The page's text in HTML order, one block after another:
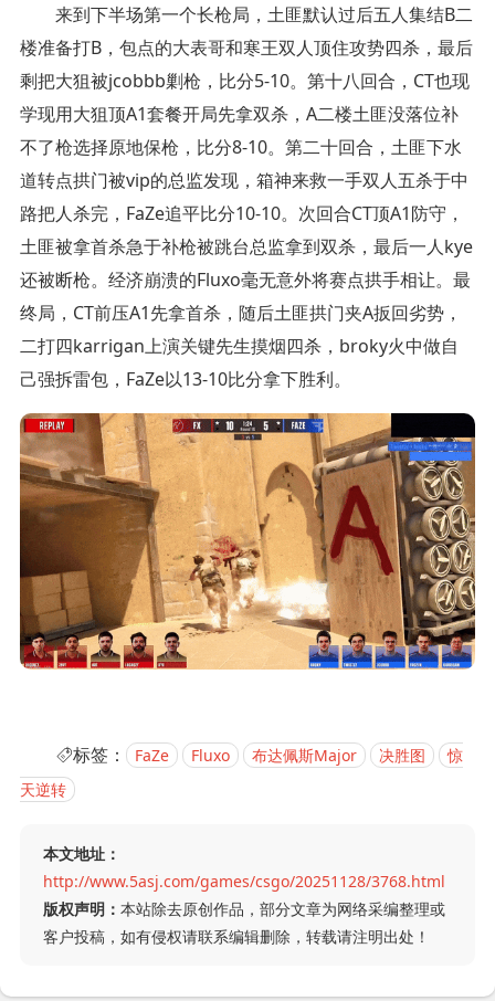
来到下半场第一个长枪局，土匪默认过后五人集结B二
楼准备打B，包点的大表哥和寒王双人顶住攻势四杀，最后
剩把大狙被jcobbb剿枪，比分5-10。第十八回合，CT也现
学现用大狙顶A1套餐开局先拿双杀，A二楼土匪没落位补
不了枪选择原地保枪，比分8-10。第二十回合，土匪下水
道转点拱门被vip的总监发现，箱神来救一手双人五杀于中
路把人杀完，FaZe追平比分10-10。次回合CT顶A1防守，
土匪被拿首杀急于补枪被跳台总监拿到双杀，最后一人kye
还被断枪。经济崩溃的Fluxo毫无意外将赛点拱手相让。最
终局，CT前压A1先拿首杀，随后土匪拱门夹A扳回劣势，
二打四karrigan上演关键先生摸烟四杀，broky火中做自
己强拆雷包，FaZe以13-10比分拿下胜利。
标签： FaZe Fluxo 布达佩斯Major 决胜图
惊
天逆转
本文地址：
http://www.5asj.com/games/csgo/20251128/3768.html
版权声明： 本站除去原创作品，部分文章为网络采编整理或
客户投稿，如有侵权请联系编辑删除，转载请注明出处！